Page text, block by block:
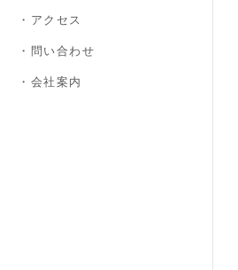
・アクセス
・問い合わせ
・会社案内